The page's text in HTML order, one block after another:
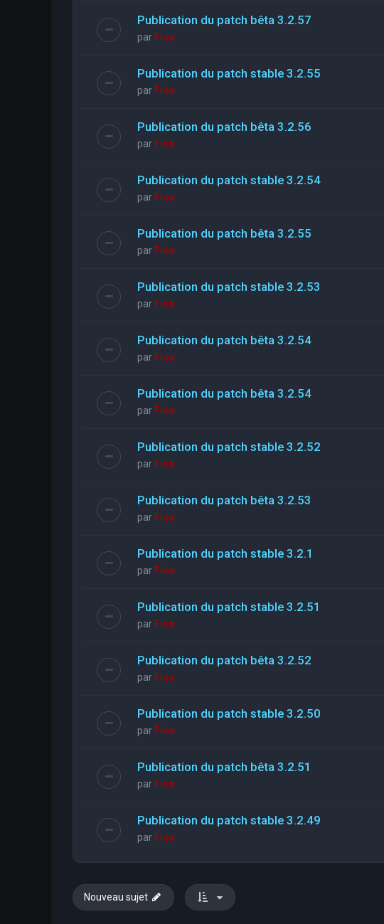
Publication du patch bêta 3.2.57
par Flox
Publication du patch stable 3.2.55
par Flox
Publication du patch bêta 3.2.56
par Flox
Publication du patch stable 3.2.54
par Flox
Publication du patch bêta 3.2.55
par Flox
Publication du patch stable 3.2.53
par Flox
Publication du patch bêta 3.2.54
par Flox
Publication du patch bêta 3.2.54
par Flox
Publication du patch stable 3.2.52
par Flox
Publication du patch bêta 3.2.53
par Flox
Publication du patch stable 3.2.1
par Flox
Publication du patch stable 3.2.51
par Flox
Publication du patch bêta 3.2.52
par Flox
Publication du patch stable 3.2.50
par Flox
Publication du patch bêta 3.2.51
par Flox
Publication du patch stable 3.2.49
par Flox
Nouveau sujet